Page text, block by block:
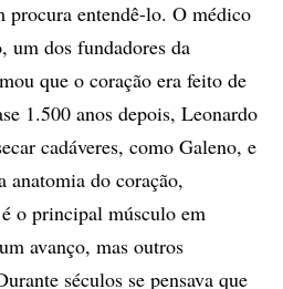
procura entendê-lo. O médico
um dos fundadores da
que o coração era feito de
1.500 anos depois, Leonardo
cadáveres, como Galeno, e
anatomia do coração,
o principal músculo em
avanço, mas outros
séculos se pensava que